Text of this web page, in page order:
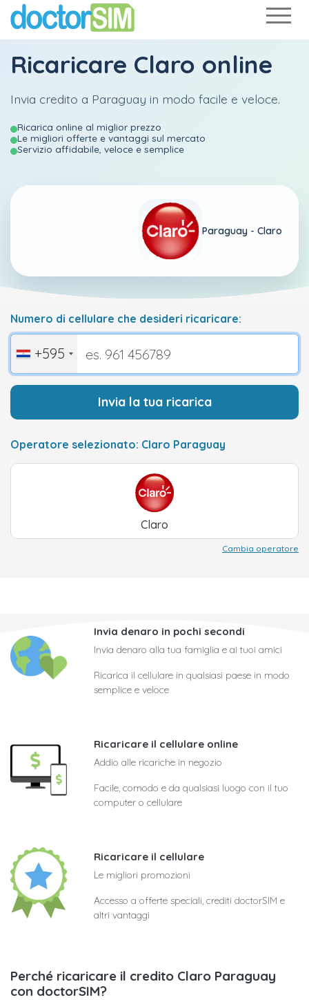
Ricaricare Claro online
Invia credito a Paraguay in modo facile e veloce.
Ricarica online al miglior prezzo
Le migliori offerte e vantaggi sul mercato
Servizio affidabile, veloce e semplice
Paraguay - Claro
Numero di cellulare che desideri ricaricare:
+595
Invia la tua ricarica
Operatore selezionato: Claro Paraguay
Claro
Cambia operatore
Invia denaro in pochi secondi
Invia denaro alla tua famiglia e ai tuoi amici
Ricarica il cellulare in qualsiasi paese in modo
semplice e veloce
Ricaricare il cellulare online
Addio alle ricariche in negozio
Facile, comodo e da qualsiasi luogo con il tuo
computer o cellulare
Ricaricare il cellulare
Le migliori promozioni
Accesso a offerte speciali, crediti doctorSIM e
altri vantaggi
Perché ricaricare il credito Claro Paraguay
con doctorSIM?